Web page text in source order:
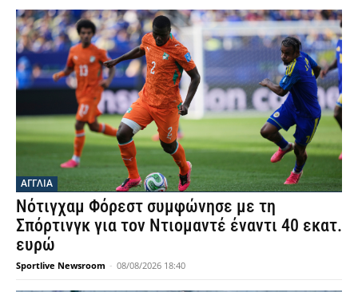
ΑΓΓΛΙΑ
Νότιγχαμ Φόρεστ συμφώνησε με τη
Σπόρτινγκ για τον Ντιομαντέ έναντι 40 εκατ.
ευρώ
Sportlive Newsroom - 08/08/2026 18:40